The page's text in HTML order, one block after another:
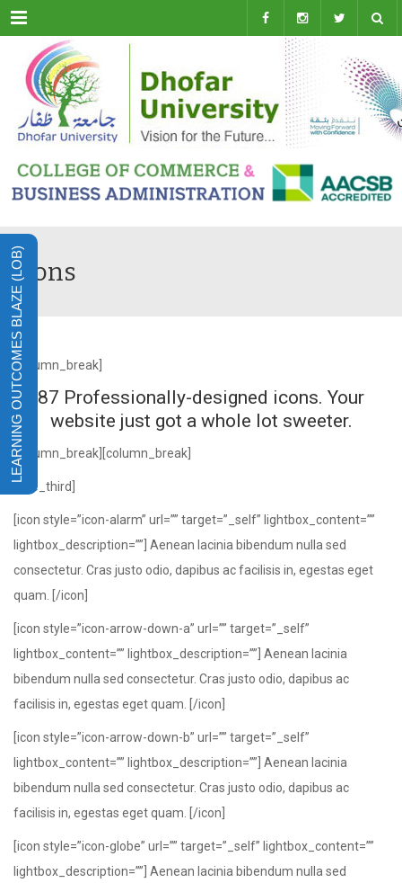
Menu
Icons
[column_break]
87 Professionally-designed icons. Your
website just got a whole lot sweeter.
[column_break][column_break]
[one_third]
[icon style=”icon-alarm” url=”” target=”_self” lightbox_content=””
lightbox_description=””] Aenean lacinia bibendum nulla sed
consectetur. Cras justo odio, dapibus ac facilisis in, egestas eget
quam. [/icon]
[icon style=”icon-arrow-down-a” url=”” target=”_self”
lightbox_content=”” lightbox_description=””] Aenean lacinia
bibendum nulla sed consectetur. Cras justo odio, dapibus ac
facilisis in, egestas eget quam. [/icon]
[icon style=”icon-arrow-down-b” url=”” target=”_self”
lightbox_content=”” lightbox_description=””] Aenean lacinia
bibendum nulla sed consectetur. Cras justo odio, dapibus ac
facilisis in, egestas eget quam. [/icon]
[icon style=”icon-globe” url=”” target=”_self” lightbox_content=””
lightbox_description=””] Aenean lacinia bibendum nulla sed
LEARNING OUTCOMES BLAZE (LOB)